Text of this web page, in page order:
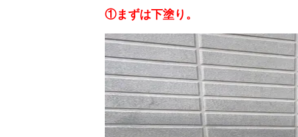
①まずは下塗り。